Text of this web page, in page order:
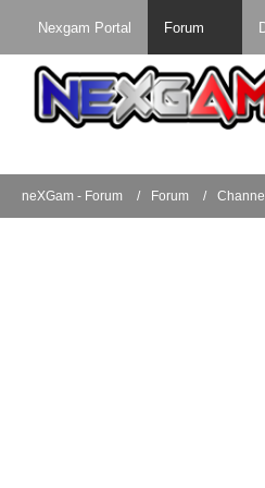
Nexgam Portal Forum
neXGam - Forum Forum